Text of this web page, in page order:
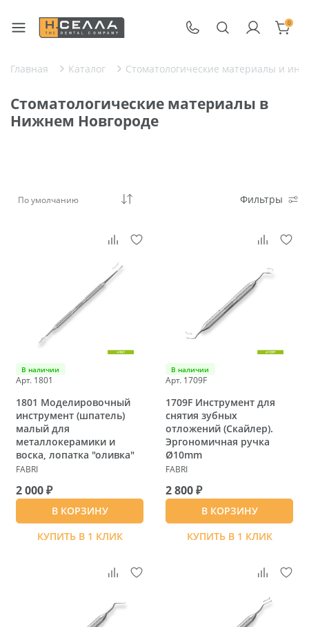
0
Главная Каталог Стоматологические материалы и
Стоматологические материалы в
Нижнем Новгороде
Фильтры
В наличии
Арт. 1801
1801 Моделировочный
инструмент (шпатель)
малый для
металлокерамики и
воска, лопатка "оливка"
FABRI
2 000 ₽
В КОРЗИНУ
КУПИТЬ В 1 КЛИК
В наличии
Арт. 1709F
1709F Инструмент для
снятия зубных
отложений (Скайлер).
Эргономичная ручка
Ø10mm
FABRI
2 800 ₽
В КОРЗИНУ
КУПИТЬ В 1 КЛИК